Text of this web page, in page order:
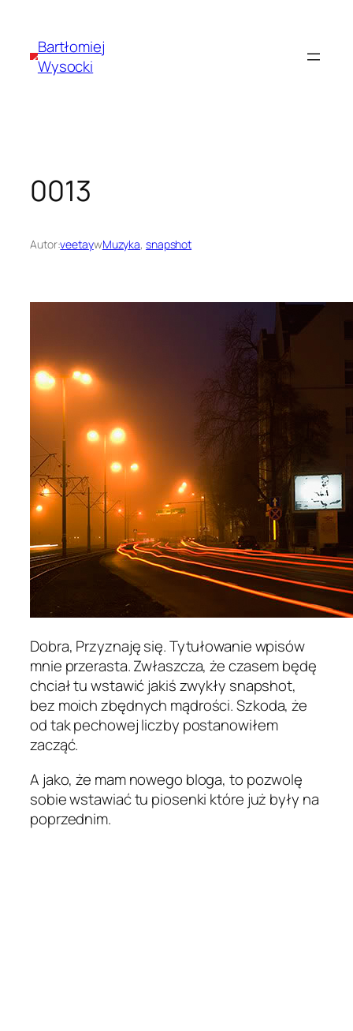
treściBartłomiej
Wysocki
0013
Autor:veetaywMuzyka, snapshot
Dobra, Przyznaję się. Tytułowanie wpisów
mnie przerasta. Zwłaszcza, że czasem będę
chciał tu wstawić jakiś zwykły snapshot,
bez moich zbędnych mądrości. Szkoda, że
od tak pechowej liczby postanowiłem
zacząć.
A jako, że mam nowego bloga, to pozwolę
sobie wstawiać tu piosenki które już były na
poprzednim.